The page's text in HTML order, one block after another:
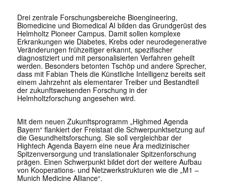
Drei zentrale Forschungsbereiche Bioengineering,
Biomedicine und Biomedical AI bilden das Grundgerüst des
Helmholtz Pioneer Campus. Damit sollen komplexe
Erkrankungen wie Diabetes, Krebs oder neurodegenerative
Veränderungen frühzeitiger erkannt, spezifischer
diagnostiziert und mit personalisierten Verfahren geheilt
werden. Besonders betonten Tschöp und andere Sprecher,
dass mit Fabian Theis die Künstliche Intelligenz bereits seit
einem Jahrzehnt als elementarer Treiber und Bestandteil
der zukunftsweisenden Forschung in der
Helmholtzforschung angesehen wird.
Mit dem neuen Zukunftsprogramm „Highmed Agenda
Bayern“ flankiert der Freistaat die Schwerpunktsetzung auf
die Gesundheitsforschung. Sie soll vergleichbar der
Hightech Agenda Bayern eine neue Ära medizinischer
Spitzenversorgung und translationaler Spitzenforschung
prägen. Einen Schwerpunkt bildet dort der weitere Aufbau
von Kooperations- und Netzwerkstrukturen wie die „M1 –
Munich Medicine Alliance“.